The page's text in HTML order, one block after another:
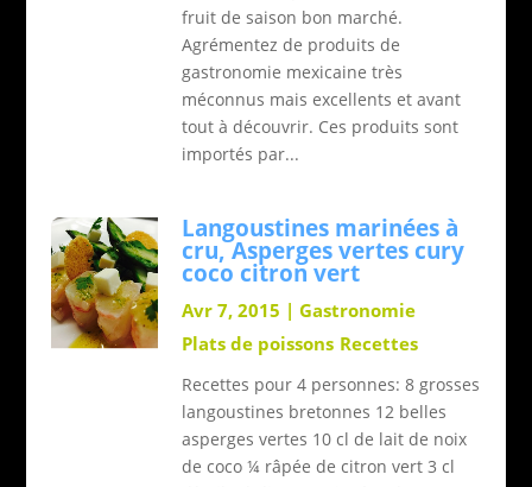
fruit de saison bon marché.
Agrémentez de produits de
gastronomie mexicaine très
méconnus mais excellents et avant
tout à découvrir. Ces produits sont
importés par...
Langoustines marinées à
cru, Asperges vertes cury
coco citron vert
Avr 7, 2015 |Gastronomie
Plats de poissons Recettes
Recettes pour 4 personnes: 8 grosses
langoustines bretonnes 12 belles
asperges vertes 10 cl de lait de noix
de coco ¼ râpée de citron vert 3 cl